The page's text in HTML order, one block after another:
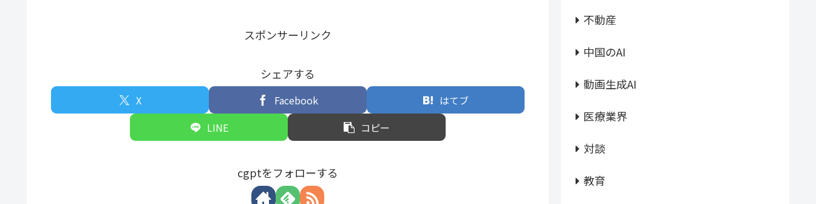
スポンサーリンク
シェアする
X Facebook
はてブ
LINE
コピー
cgptをフォローする
不動産
中国のAI
動画生成AI
医療業界
対談
教育